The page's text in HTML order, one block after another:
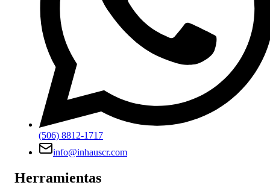
(506) 8812-1717
info@inhauscr.com
Herramientas